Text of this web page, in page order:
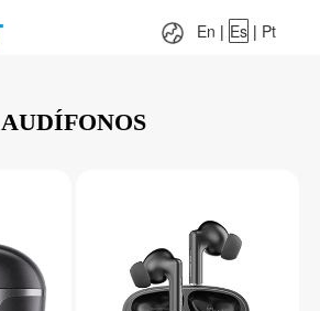
Pt
En | Es | Pt
AUDÍFONOS